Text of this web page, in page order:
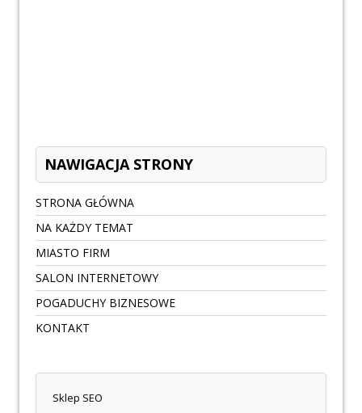
NAWIGACJA STRONY
STRONA GŁÓWNA
NA KAŻDY TEMAT
MIASTO FIRM
SALON INTERNETOWY
POGADUCHY BIZNESOWE
KONTAKT
Sklep SEO